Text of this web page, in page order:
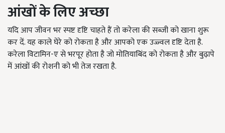
आंखों के लिए अच्छा
यदि आप जीवन भर स्पष्ट दृष्टि चाहते हैं तो करेला की सब्जी को खाना शुरू
कर दें. यह काले घेरे को रोकता है और आपको एक उज्ज्वल दृष्टि देता है.
करेला विटामिन-ए से भरपूर होता है जो मोतियाबिंद को रोकता है और बुढ़ापे
में आंखों की रोशनी को भी तेज रखता है.